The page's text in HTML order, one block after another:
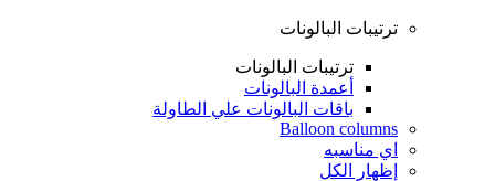
ترتيبات البالونات
ترتيبات البالونات
أعمدة البالونات
باقات البالونات علي الطاولة
Balloon columns
اي مناسبه
إظهار الكل